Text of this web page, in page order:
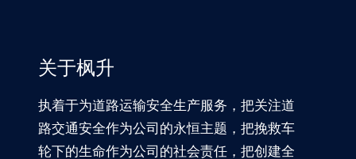
关于枫升
执着于为道路运输安全生产服务，把关注道
路交通安全作为公司的永恒主题，把挽救车
轮下的生命作为公司的社会责任，把创建全